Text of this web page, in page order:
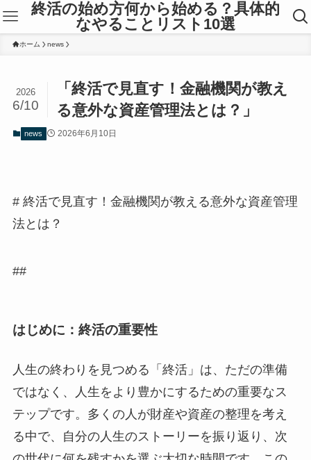
終活の始め方何から始める？具体的
なやることリスト10選
ホーム news
「終活で見直す！金融機関が教え
る意外な資産管理法とは？」
2026
6/10
news 2026年6月10日
# 終活で見直す！金融機関が教える意外な資産管理
法とは？
##
はじめに：終活の重要性
人生の終わりを見つめる「終活」は、ただの準備
ではなく、人生をより豊かにするための重要なス
テップです。多くの人が財産や資産の整理を考え
る中で、自分の人生のストーリーを振り返り、次